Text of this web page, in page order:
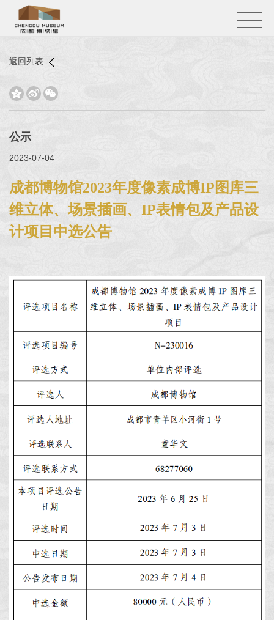
返回列表
  
公示
2023-07-04
成都博物馆2023年度像素成博IP图库三
维立体、场景插画、IP表情包及产品设
计项目中选公告